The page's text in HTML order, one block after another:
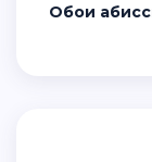
Обои